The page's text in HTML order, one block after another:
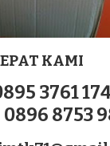
KAMI
3761
0896 8753